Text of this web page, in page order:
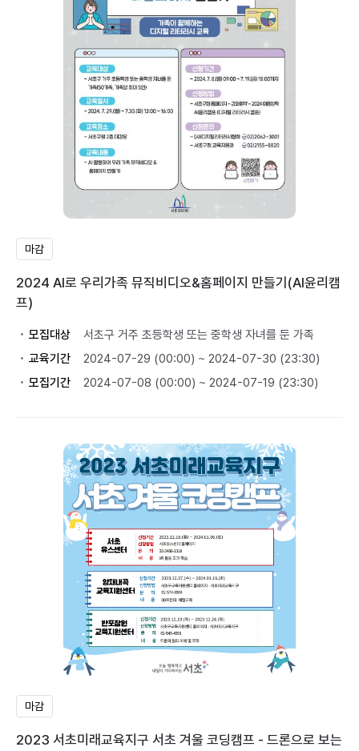
마감
2024 AI로 우리가족 뮤직비디오&홈페이지 만들기(AI윤리캠
프)
모집대상
서초구 거주 초등학생 또는 중학생 자녀를 둔 가족
교육기간
2024-07-29 (00:00) ~ 2024-07-30 (23:30)
모집기간
2024-07-08 (00:00) ~ 2024-07-19 (23:30)
마감
2023 서초미래교육지구 서초 겨울 코딩캠프 - 드론으로 보는